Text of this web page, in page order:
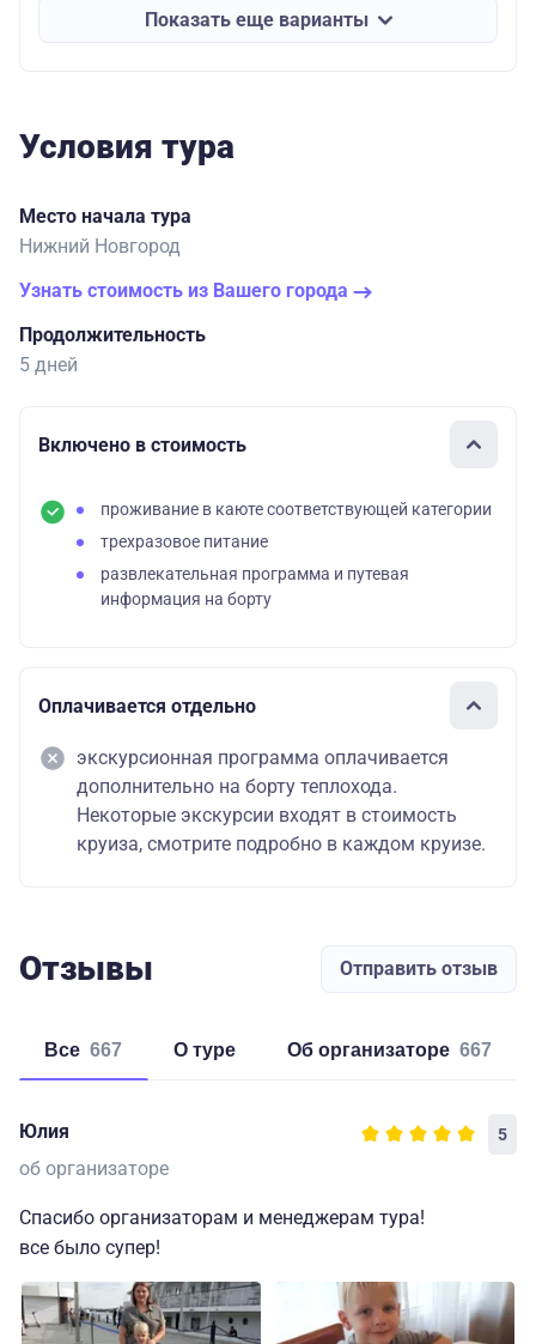
Показать еще варианты
Условия тура
Место начала тура
Нижний Новгород
Узнать стоимость из Вашего города
Продолжительность
5 дней
Включено в стоимость
проживание в каюте соответствующей категории
трехразовое питание
развлекательная программа и путевая
информация на борту
Оплачивается отдельно
экскурсионная программа оплачивается
дополнительно на борту теплохода.
Некоторые экскурсии входят в стоимость
круиза, смотрите подробно в каждом круизе.
Отзывы Отправить отзыв
Все 667 о туре об организаторе 667
Юлия 5
об организаторе
Спасибо организаторам и менеджерам тура!
все было супер!